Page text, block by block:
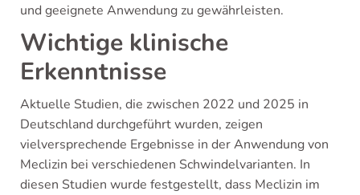
und geeignete Anwendung zu gewährleisten.
Wichtige klinische
Erkenntnisse
Aktuelle Studien, die zwischen 2022 und 2025 in
Deutschland durchgeführt wurden, zeigen
vielversprechende Ergebnisse in der Anwendung von
Meclizin bei verschiedenen Schwindelvarianten. In
diesen Studien wurde festgestellt, dass Meclizin im